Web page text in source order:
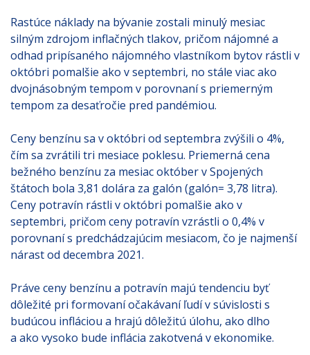
Rastúce náklady na bývanie zostali minulý mesiac
silným zdrojom inflačných tlakov, pričom nájomné a
odhad pripísaného nájomného vlastníkom bytov rástli v
októbri pomalšie ako v septembri, no stále viac ako
dvojnásobným tempom v porovnaní s priemerným
tempom za desaťročie pred pandémiou.
Ceny benzínu sa v októbri od septembra zvýšili o 4%,
čím sa zvrátili tri mesiace poklesu. Priemerná cena
bežného benzínu za mesiac október v Spojených
štátoch bola 3,81 dolára za galón (galón= 3,78 litra).
Ceny potravín rástli v októbri pomalšie ako v
septembri, pričom ceny potravín vzrástli o 0,4% v
porovnaní s predchádzajúcim mesiacom, čo je najmenší
nárast od decembra 2021.
Práve ceny benzínu a potravín majú tendenciu byť
dôležité pri formovaní očakávaní ľudí v súvislosti s
budúcou infláciou a hrajú dôležitú úlohu, ako dlho
a ako vysoko bude inflácia zakotvená v ekonomike.